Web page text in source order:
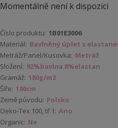
Momentálně není k dispozici
Číslo produktu: 1B01E3006
Materiál: Bavlněný úplet s
Metráž/Panel/Kusovka: Metráž
Složení: 92%bavlna 8%elastan
Gramáž: 180g/m2
Šíře: 180cm
Země původu: Polsko
Oeko-Tex 100, tř.1: Ano
Organic: Ne